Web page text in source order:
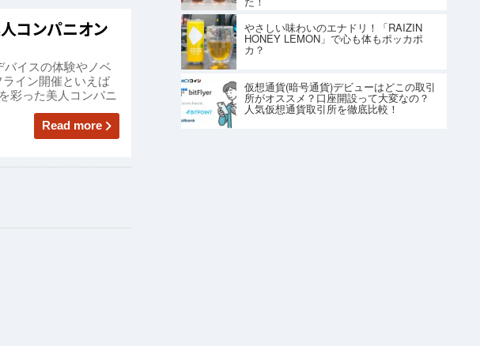
コンパニオン
イスの体験やノベ
イン開催といえば
彩った美人コンパニ
Read more
やさしい味わいのエナドリ！「RAIZIN
HONEY LEMON」で心も体もポッカポ
カ？
仮想通貨(暗号通貨)デビューはどこの取引
所がオススメ？口座開設って大変なの？
人気仮想通貨取引所を徹底比較！